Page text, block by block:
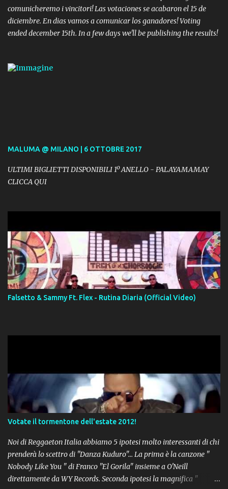
comunicheremo i vincitori! Las votaciones se acabaron el 15 de
diciembre. En dias vamos a comunicar los ganadores! Voting
ended december 15th. In a few days we'll be publishing the results!
MALUMA @ MILANO | 6 OTTOBRE 2017
ULTIMI BIGLIETTI DISPONIBILI 1º ANELLO - PALAYAMAMAY
CLICCA QUI
Falsetto & Sammy Ft. Flex - Rutina Diaria (Official Video)
Votate il tormentone dell'estate 2012!
Noi di Reggaeton Italia abbiamo 5 ipotesi molto interessanti di chi
prenderà lo scettro di "Danza Kuduro"... La prima è la canzone "
Nobody Like You " di Franco "El Gorila" insieme a O'Neill
direttamente da WY Records. Seconda ipotesi la magnifica "